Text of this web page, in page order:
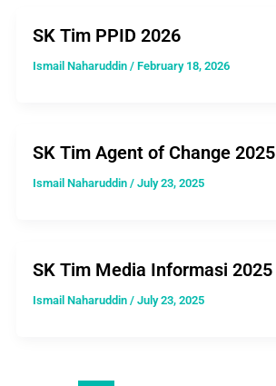
SK Tim PPID 2026
Ismail Naharuddin/February 18, 2026
SK Tim Agent of Change 2025
Ismail Naharuddin/July 23, 2025
SK Tim Media Informasi 2025
Ismail Naharuddin/July 23, 2025